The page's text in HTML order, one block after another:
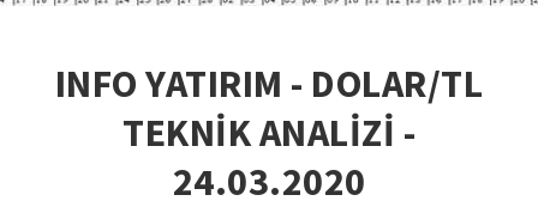
INFO YATIRIM - DOLAR/TL
TEKNİK ANALİZİ -
24.03.2020